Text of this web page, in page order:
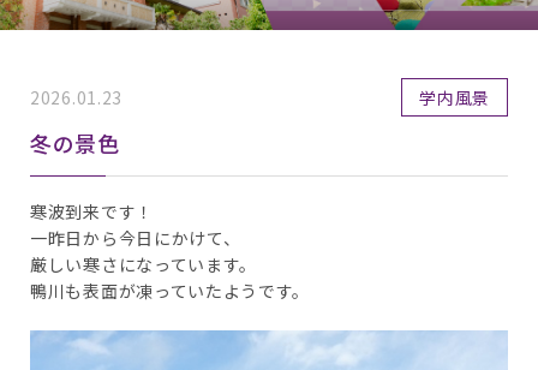
資料請求
2026.01.23 学内風景
冬の景色
寒波到来です！
一昨日から今日にかけて、
厳しい寒さになっています。
鴨川も表面が凍っていたようです。